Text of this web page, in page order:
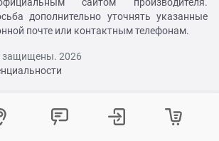
дополнительно уточнять указанные
почте или контактным телефонам.
защищены. 2026
связаться?